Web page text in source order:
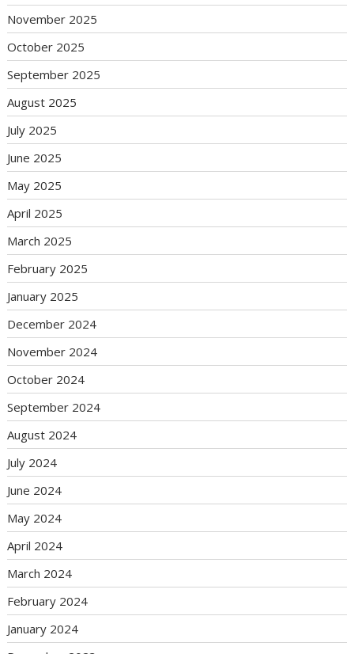
November 2025
October 2025
September 2025
August 2025
July 2025
June 2025
May 2025
April 2025
March 2025
February 2025
January 2025
December 2024
November 2024
October 2024
September 2024
August 2024
July 2024
June 2024
May 2024
April 2024
March 2024
February 2024
January 2024